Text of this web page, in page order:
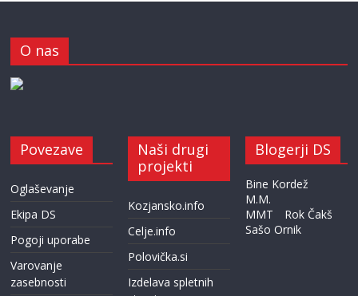
O nas
Povezave
Oglaševanje
Ekipa DS
Pogoji uporabe
Varovanje
zasebnosti
Naši drugi
projekti
Kozjansko.info
Celje.info
Polovička.si
Izdelava spletnih
Blogerji DS
Bine Kordež
M.M.
MMT
Rok Čakš
Sašo Ornik